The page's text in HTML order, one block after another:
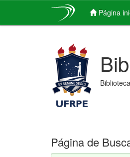
Página
Página de